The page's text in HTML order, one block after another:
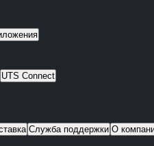
UTS Connect
Служба поддержки О